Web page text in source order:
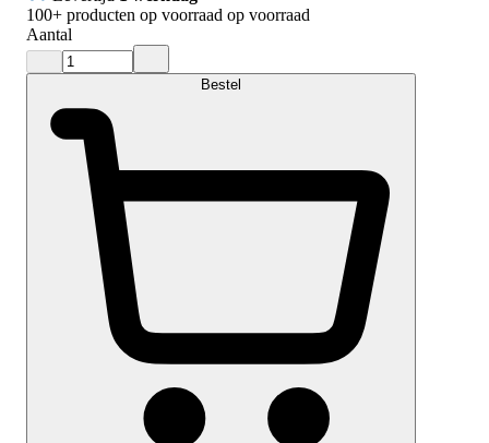
100+ producten op voorraad op voorraad
Aantal
Bestel